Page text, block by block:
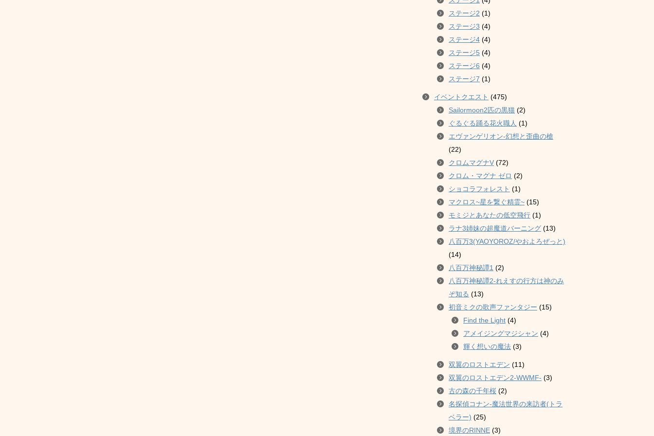
ステージ2 (1)
ステージ3 (4)
ステージ4 (4)
ステージ5 (4)
ステージ6 (4)
ステージ7 (1)
イベントクエスト (475)
Sailormoon2匹の黒猫 (2)
ぐるぐる踊る花火職人 (1)
エヴァンゲリオン-幻想と歪曲の槍
(22)
クロムマグナV (72)
クロム・マグナ ゼロ (2)
ショコラフォレスト (1)
マクロス~星を繋ぐ精霊~ (15)
モミジとあなたの低空飛行 (1)
ラナ3姉妹の超魔道バーニング (13)
八百万3(YAOYOROZ/やおよろぜっと)
(14)
八百万神秘譚1 (2)
八百万神秘譚2-れえすの行方は神のみ
ぞ知る (13)
初音ミクの歌声ファンタジー (15)
Find the Light (4)
アメイジングマジシャン (4)
輝く想いの魔法 (3)
双翼のロストエデン (11)
双翼のロストエデン2-WWMF- (3)
古の森の千年桜 (2)
名探偵コナン-魔法世界の来訪者(トラ
ベラー) (25)
境界のRINNE (3)